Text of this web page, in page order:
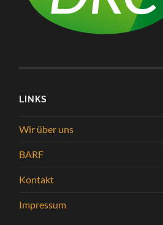
LINKS
Wir über uns
BARF
Kontakt
Impressum